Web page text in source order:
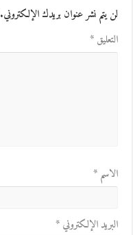
لن يتم نشر عنوان بريدك الإلكتروني.
التعليق*
الاسم*
البريد الإلكتروني*